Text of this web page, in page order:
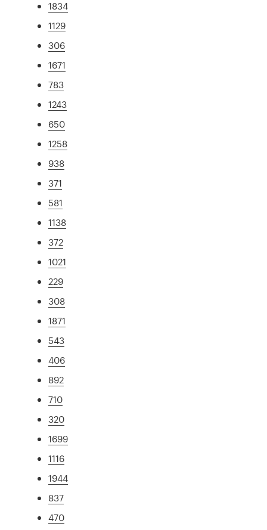
1834
1129
306
1671
783
1243
650
1258
938
371
581
1138
372
1021
229
308
1871
543
406
892
710
320
1699
1116
1944
837
470